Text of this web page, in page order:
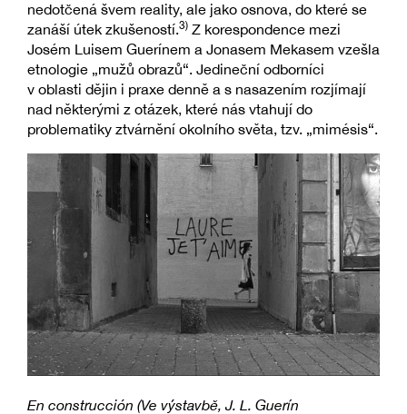
nedotčená švem reality, ale jako osnova, do které se
zanáší útek zkušeností.3) Z korespondence mezi
Josém Luisem Guerínem a Jonasem Mekasem vzešla
etnologie „mužů obrazů“. Jedineční odborníci
v oblasti dějin i praxe denně a s nasazením rozjímají
nad některými z otázek, které nás vtahují do
problematiky ztvárnění okolního světa, tzv. „mimésis“.
En construcción (Ve výstavbě, J. L. Guerín